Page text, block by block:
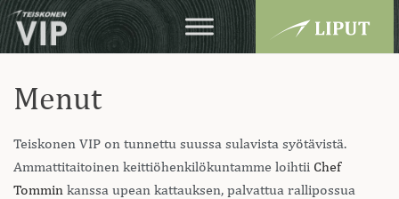
Menut
Teiskonen VIP on tunnettu suussa sulavista syötävistä.
Ammattitaitoinen keittiöhenkilökuntamme loihtii Chef
Tommin kanssa upean kattauksen, palvattua rallipossua